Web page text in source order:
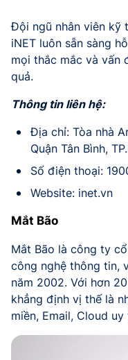
Đội ngũ nhân viên kỹ
iNET luôn sẵn sàng
mọi thắc mắc và vấn
quả.
Thông tin liên hệ:
Địa chỉ: Tòa nhà
Quận Tân Bình,
Số điện thoại:
Website: inet.vn
Mắt Bão
Mắt Bão là công ty
công nghệ thông tin,
năm 2002. Với hơn
khẳng định vị thế là
miền, Email, Cloud